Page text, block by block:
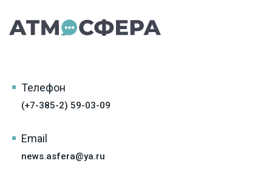
Телефон
(+7-385-2) 59-03-09
Email
news.asfera@ya.ru